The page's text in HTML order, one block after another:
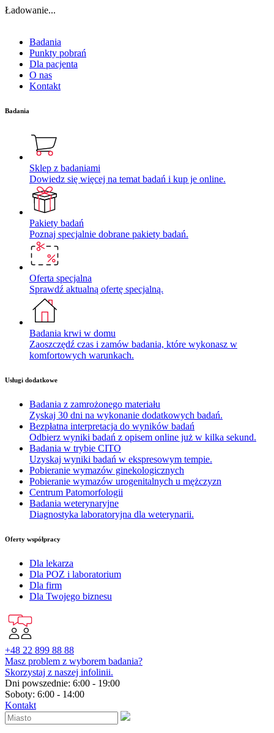
Ładowanie...
Badania
Punkty pobrań
Dla pacjenta
O nas
Kontakt
Badania
Sklep z badaniami
Dowiedz się więcej na temat badań i kup je online.
Pakiety badań
Poznaj specjalnie dobrane pakiety badań.
Oferta specjalna
Sprawdź aktualną ofertę specjalną.
Badania krwi w domu
Zaoszczędź czas i zamów badania, które wykonasz w
komfortowych warunkach.
Usługi dodatkowe
Badania z zamrożonego materiału
Zyskaj 30 dni na wykonanie dodatkowych badań.
Bezpłatna interpretacja do wyników badań
Odbierz wyniki badań z opisem online już w kilka sekund.
Badania w trybie CITO
Uzyskaj wyniki badań w ekspresowym tempie.
Pobieranie wymazów ginekologicznych
Pobieranie wymazów urogenitalnych u mężczyzn
Centrum Patomorfologii
Badania weterynaryjne
Diagnostyka laboratoryjna dla weterynarii.
Oferty współpracy
Dla lekarza
Dla POZ i laboratorium
Dla firm
Dla Twojego biznesu
+48 22 899 88 88
Masz problem z wyborem badania?
Skorzystaj z naszej infolinii.
Dni powszednie: 6:00 - 19:00
Soboty: 6:00 - 14:00
Kontakt